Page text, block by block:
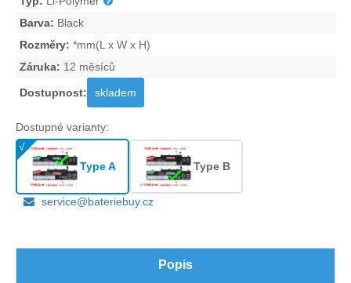
Barva: Black
Rozměry: *mm(L x W x H)
Záruka: 12 měsíců
Dostupnost: skladem
Dostupné varianty:
Type A Type B
service@bateriebuy.cz
Popis